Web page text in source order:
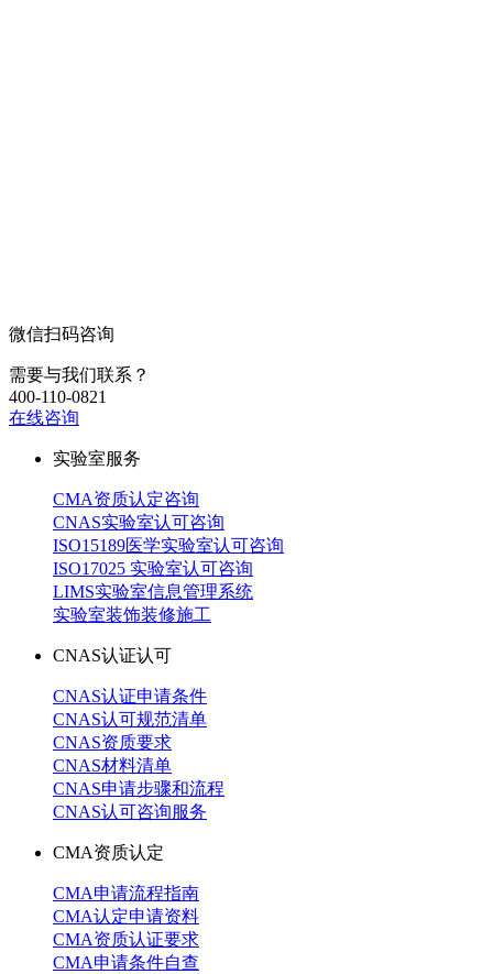
微信扫码咨询
需要与我们联系？
400-110-0821
在线咨询
实验室服务
CMA资质认定咨询
CNAS实验室认可咨询
ISO15189医学实验室认可咨询
ISO17025 实验室认可咨询
LIMS实验室信息管理系统
实验室装饰装修施工
CNAS认证认可
CNAS认证申请条件
CNAS认可规范清单
CNAS资质要求
CNAS材料清单
CNAS申请步骤和流程
CNAS认可咨询服务
CMA资质认定
CMA申请流程指南
CMA认定申请资料
CMA资质认证要求
CMA申请条件自查